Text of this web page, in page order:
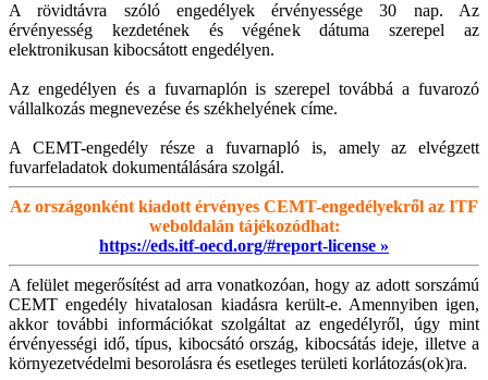
A rövidtávra szóló engedélyek érvényessége 30 nap. Az
érvényesség kezdetének és végének dátuma szerepel az
elektronikusan kibocsátott engedélyen.
Az engedélyen és a fuvarnaplón is szerepel továbbá a fuvarozó
vállalkozás megnevezése és székhelyének címe.
A CEMT-engedély része a fuvarnapló is, amely az elvégzett
fuvarfeladatok dokumentálására szolgál.
Az országonként kiadott érvényes CEMT-engedélyekről az ITF
weboldalán tájékozódhat:
https://eds.itf-oecd.org/#report-license »
A felület megerősítést ad arra vonatkozóan, hogy az adott sorszámú
CEMT engedély hivatalosan kiadásra került-e. Amennyiben igen,
akkor további információkat szolgáltat az engedélyről, úgy mint
érvényességi idő, típus, kibocsátó ország, kibocsátás ideje, illetve a
környezetvédelmi besorolásra és esetleges területi korlátozás(ok)ra.